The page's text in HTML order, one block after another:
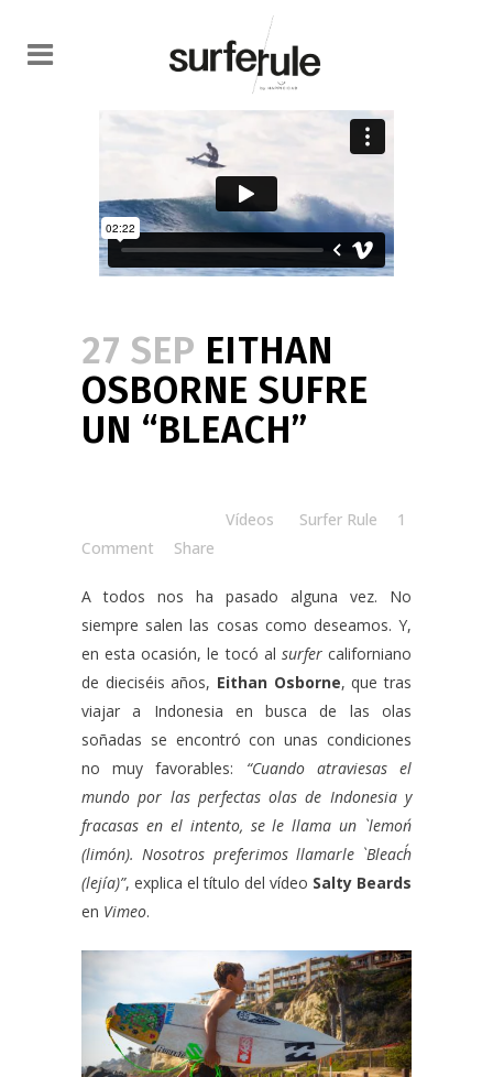
27 SEP EITHAN
OSBORNE SUFRE
UN “BLEACH”
Vídeos Surfer Rule
1
Comment
Share
A todos nos ha pasado alguna vez. No
siempre salen las cosas como deseamos. Y,
en esta ocasión, le tocó al surfercaliforniano
de dieciséis años, Eithan Osborne, que tras
viajar a Indonesia en busca de las olas
soñadas se encontró con unas condiciones
no muy favorables: “Cuando atraviesas el
mundo por las perfectas olas de Indonesia y
fracasas en el intento, se le llama un `lemon´
(limón). Nosotros preferimos llamarle `Bleach´
(lejía)”, explica el título del vídeo Salty Beards
en Vimeo.